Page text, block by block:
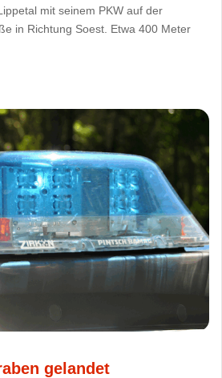
mit seinem PKW auf der
in Richtung Soest. Etwa 400 Meter
gelandet